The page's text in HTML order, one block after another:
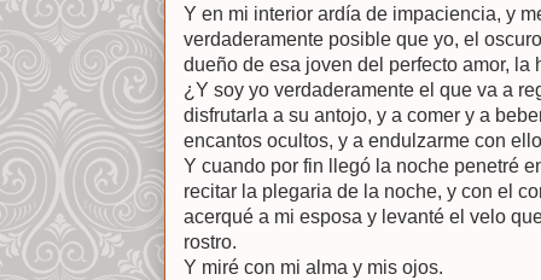
Y en mi interior ardía de impaciencia, y
verdaderamente posible que yo, el
dueño de esa joven del perfecto amor,
¿Y soy yo verdaderamente el que va a
disfrutarla a su antojo, y a comer y a
encantos ocultos, y a endulzarme con
Y cuando por fin llegó la noche penetré
recitar la plegaria de la noche, y con el
acerqué a mi esposa y levanté el velo
rostro.
Y miré con mi alma y mis ojos.